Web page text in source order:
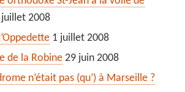
juillet 2008
1 juillet 2008
de la Robine 29 juin 2008
n’était pas (qu’) à Marseille ?